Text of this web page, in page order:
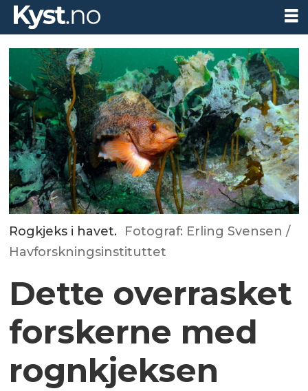
Rogkjeks i havet. Fotograf: Erling Svensen /
Havforskningsinstituttet
Dette overrasket
forskerne med
rognkjeksen